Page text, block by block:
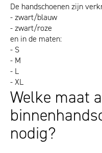
De handschoenen zijn
- zwart/blauw
- zwart/roze
en in de maten:
- S
- M
- L
- XL
Welke maat
nodig?